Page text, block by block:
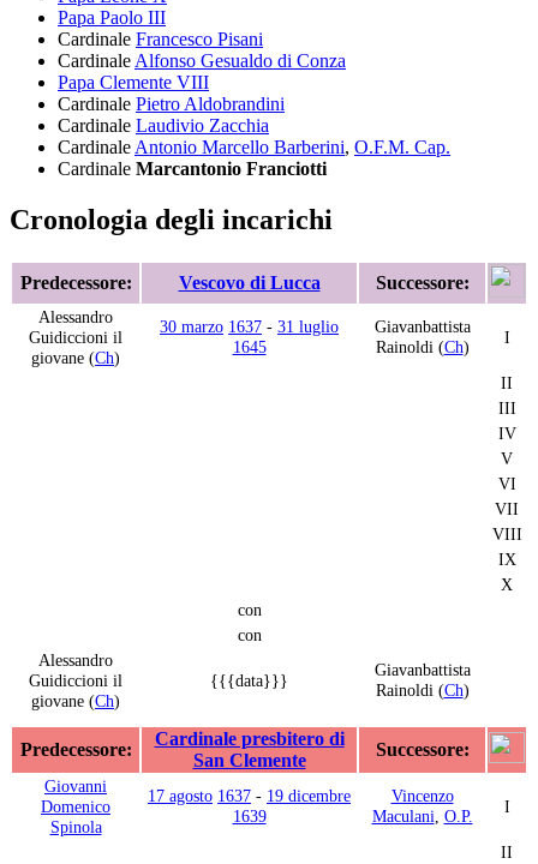
Papa Paolo III
Cardinale Francesco Pisani
Cardinale Alfonso Gesualdo di Conza
Papa Clemente VIII
Cardinale Pietro Aldobrandini
Cardinale Laudivio Zacchia
Cardinale Antonio Marcello Barberini, O.F.M. Cap.
Cardinale Marcantonio Franciotti
Cronologia degli incarichi
Predecessore: Vescovo di Lucca Successore:
Alessandro
Guidiccioni il
giovane (Ch)
30 marzo 1637 - 31 luglio
1645
Giavanbattista
Rainoldi (Ch) I
II
III
IV
V
VI
VII
VIII
IX
X
con
con
Alessandro
Guidiccioni il
giovane (Ch)
{{{data}}}
Giavanbattista
Rainoldi (Ch)
Predecessore:
Cardinale presbitero di
San Clemente
Successore:
Giovanni
Domenico
Spinola
17 agosto 1637 - 19 dicembre
1639
Vincenzo
Maculani O.P. I
II